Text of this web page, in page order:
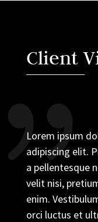
Client
Lorem ipsum
adipiscing elit.
a pellentesque
velit nisi,
enim.
orci luctus et